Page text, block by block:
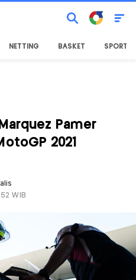
NETTING BASKET SPORT
Pamer
2021
WIB